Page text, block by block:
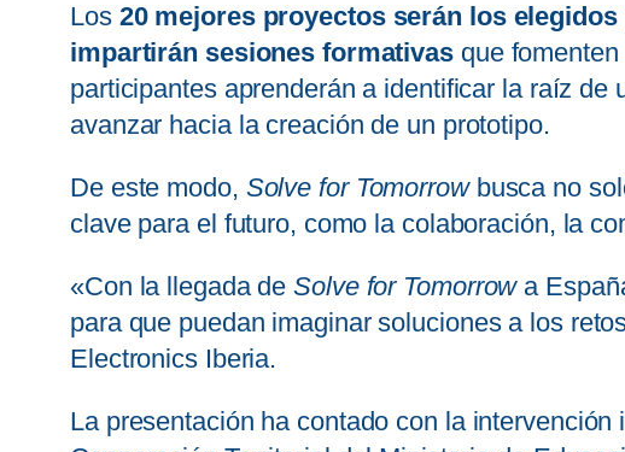
Los 20 mejores proyectos serán los
impartirán sesiones formativas que
participantes aprenderán a identificar la raíz
avanzar hacia la creación de un prototipo.
De este modo, Solve for Tomorrowbusca no
clave para el futuro, como la colaboración, la
«Con la llegada deSolve for Tomorrowa
para que puedan imaginar soluciones a los
Electronics Iberia.
La presentación ha contado con la intervención